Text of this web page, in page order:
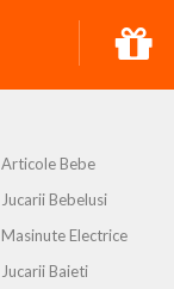
Articole Bebe
Jucarii Bebelusi
Masinute Electrice
Jucarii Baieti